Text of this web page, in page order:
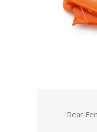
Rear